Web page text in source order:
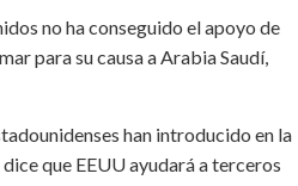
no ha conseguido el apoyo de
para su causa a Arabia Saudí,
han introducido en la
que EEUU ayudará a terceros